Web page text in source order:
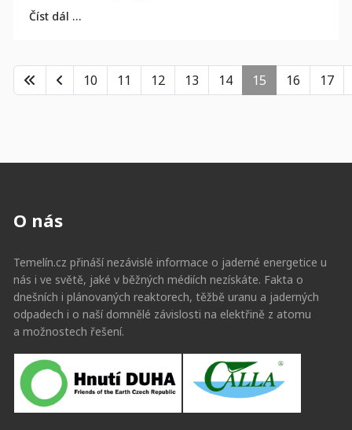
Číst dál …
10 11 12 13 14 15 16 17
O nás
Temelín.cz přináší nezávislé informace o jaderné energetice u
nás i ve světě, jaké v běžných médiích nezískáte. Fakta o
dnešních i plánovaných reaktorech, těžbě uranu a jaderných
odpadech i o naší domnělé závislosti na elektřině z atomu
a možnostech řešení.